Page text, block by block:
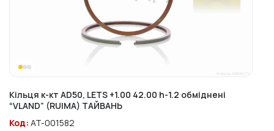
Кільця к-кт AD50, LETS +1.00 42.00 h-1.2 обміднені
“VLAND” (RUIMA) ТАЙВАНЬ
Код: AT-001582